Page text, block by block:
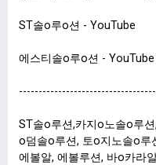
ST솔o루o션 - YouTube
에스티솔o루o션 - YouTube
ST솔o루션,카지o노솔o루
o덤솔o루션, 토o지노솔o루
에볼알, 에볼루션, 바o카라